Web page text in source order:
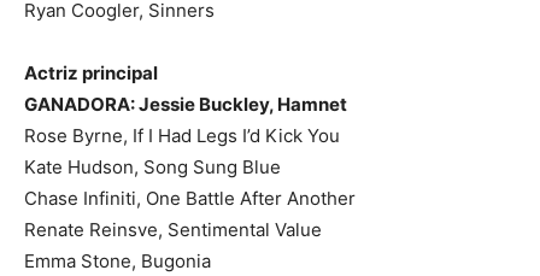
Ryan Coogler, Sinners
Actriz principal
GANADORA: Jessie Buckley, Hamnet
Rose Byrne, If I Had Legs I’d Kick You
Kate Hudson, Song Sung Blue
Chase Infiniti, One Battle After Another
Renate Reinsve, Sentimental Value
Emma Stone, Bugonia